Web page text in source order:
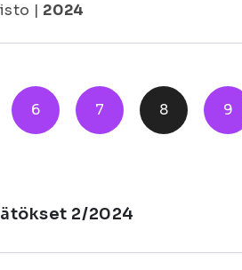
| 2024
6 7 8 9
2/2024